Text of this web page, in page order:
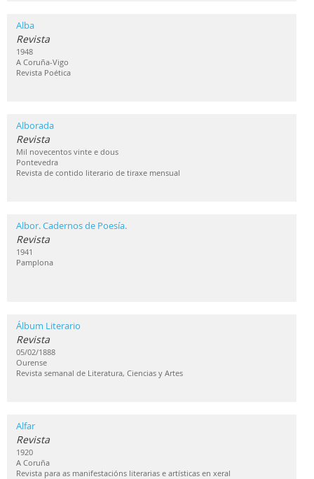
Alba
Revista
1948
A Coruña-Vigo
Revista Poética
Alborada
Revista
Mil novecentos vinte e dous
Pontevedra
Revista de contido literario de tiraxe mensual
Albor. Cadernos de Poesía.
Revista
1941
Pamplona
Álbum Literario
Revista
05/02/1888
Ourense
Revista semanal de Literatura, Ciencias y Artes
Alfar
Revista
1920
A Coruña
Revista para as manifestacións literarias e artísticas en xeral